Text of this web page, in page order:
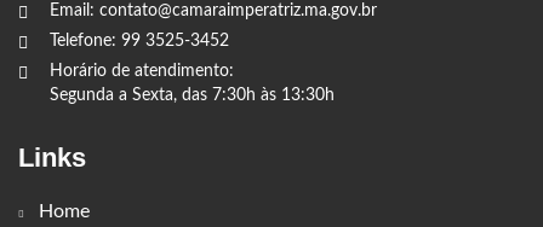
Email: contato@camaraimperatriz.ma.gov.br
Telefone: 99 3525-3452
Horário de atendimento:
Segunda a Sexta, das 7:30h às 13:30h
Links
Home